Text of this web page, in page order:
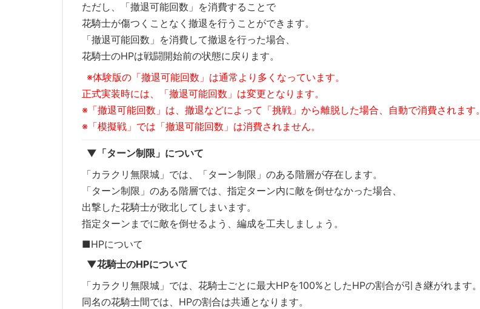
ただし、「撤退可能回数」を消費することで
花騎士が傷つくことなく撤退を行うことができます。
「撤退可能回数」を消費して撤退を行った場合、
花騎士のHPは戦闘開始前の状態に戻ります。
※体験版の「撤退可能回数」は通常より多くなっています。
正式実装時には、「撤退可能回数」は変更となります。
※「撤退可能回数」は、撤退などによって「挑戦」から離脱した場合、自動で消費されます。
※「模擬戦」では「撤退可能回数」は消費されません。
▼「ターン制限」について
「カラクリ無限城」では、「ターン制限」のある階層が存在します。
「ターン制限」のある階層では、指定ターン内に敵を倒せなかった場合、
出撃した花騎士が敗北してしまいます。
指定ターンまでに敵を倒せるよう、編成を工夫しましょう。
■HPについて
▼花騎士のHPについて
「カラクリ無限城」では、花騎士ごとに最大HPを100%としたHPの割合が引き継がれます。
同名の花騎士間では、HPの割合は共通となります。